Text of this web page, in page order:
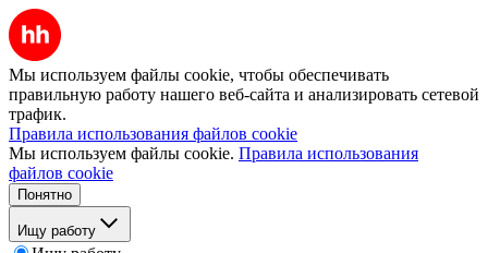
Мы используем файлы cookie, чтобы обеспечивать
правильную работу нашего веб-сайта и анализировать сетевой
трафик.
Правила использования файлов cookie
Мы используем файлы cookie. Правила использования
файлов cookie
Понятно
Ищу работу